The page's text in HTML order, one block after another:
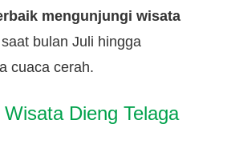
mengunjungi wisata
bulan Juli hingga
cuaca cerah.
Dieng Telaga